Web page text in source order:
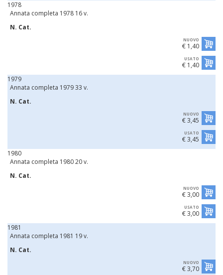
1978
Annata completa 1978 16 v.
N. Cat.
NUOVO
€ 1,40
USATO
€ 1,40
1979
Annata completa 1979 33 v.
N. Cat.
NUOVO
€ 3,45
USATO
€ 3,45
1980
Annata completa 1980 20 v.
N. Cat.
NUOVO
€ 3,00
USATO
€ 3,00
1981
Annata completa 1981 19 v.
N. Cat.
NUOVO
€ 3,70